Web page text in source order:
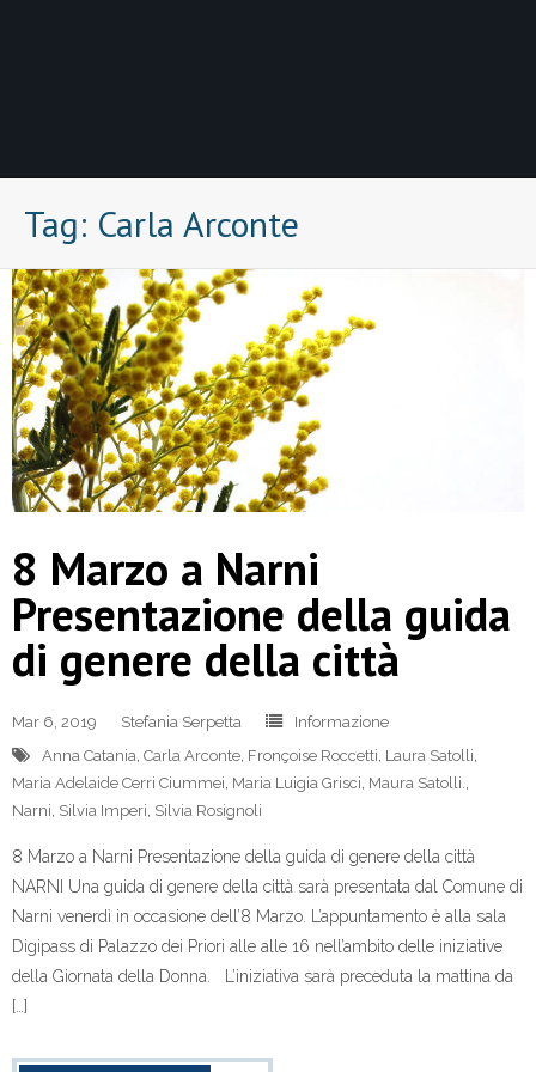
Tag: Carla Arconte
8 Marzo a Narni
Presentazione della guida
di genere della città
Mar 6, 2019 Stefania Serpetta
Informazione
Anna Catania, Carla Arconte, Fronçoise Roccetti, Laura Satolli,
Maria Adelaide Cerri Ciummei, Maria Luigia Grisci, Maura Satolli.,
Narni, Silvia Imperi, Silvia Rosignoli
8 Marzo a Narni Presentazione della guida di genere della città
NARNI Una guida di genere della città sarà presentata dal Comune di
Narni venerdì in occasione dell’8 Marzo. L’appuntamento è alla sala
Digipass di Palazzo dei Priori alle alle 16 nell’ambito delle iniziative
della Giornata della Donna. L’iniziativa sarà preceduta la mattina da
[…]